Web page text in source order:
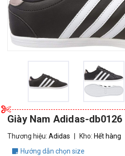
Giày Nam Adidas-db0126
Thương hiệu: Adidas Kho: Hết hàng
Hướng dẫn chọn size